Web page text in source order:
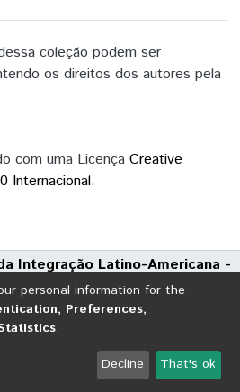
ensino e o Plano Nacional de
enfatizado que os
assimilam livros didáticos
de prazer.
coleção podem ser
os direitos dos autores pela
com uma Licença Creative
Internacional.
Integração Latino-Americana -
UNILA
Santos, 1000 - Polo Universitário
| Foz do Iguaçu - Paraná
© 2002-2026 LYRASIS
Send Feedback
personal information for the
Preferences,
.
Decline That's ok